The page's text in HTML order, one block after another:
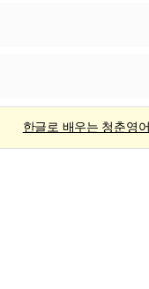
한글로 배우는 청춘영어